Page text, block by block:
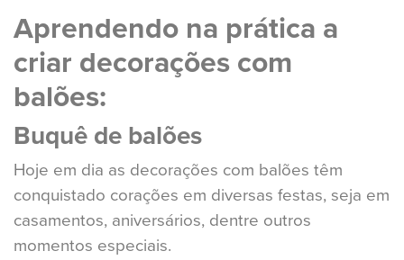
Aprendendo na prática a
criar decorações com
balões:
Buquê de balões
Hoje em dia as decorações com balões têm
conquistado corações em diversas festas, seja em
casamentos, aniversários, dentre outros
momentos especiais.